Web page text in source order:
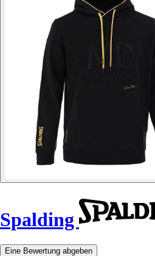
Spalding
Eine Bewertung abgeben